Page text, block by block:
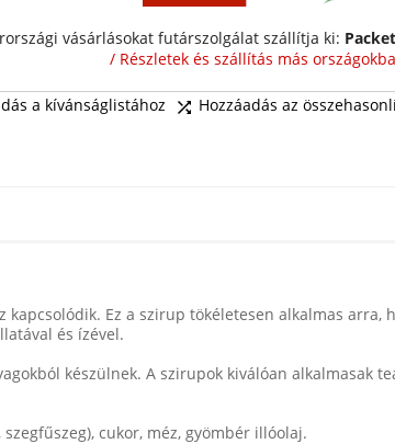
vásárlásokat futárszolgálat szállítja ki:
/ Részletek és szállítás más
a kívánságlistához  Hozzáadás az
Ez a szirup tökéletesen alkalmas arra,
és ízével.
készülnek. A szirupok kiválóan alkalmasak
cukor, méz, gyömbér illóolaj.